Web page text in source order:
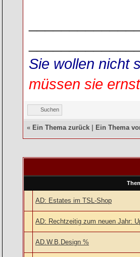
Sie wollen nicht
müssen sie
Suchen
« Ein Thema zurück Ein Thema
AD: Estates im TSL-Shop
AD: Rechtzeitig zum neuen Jahr:
AD.W.B.Design %